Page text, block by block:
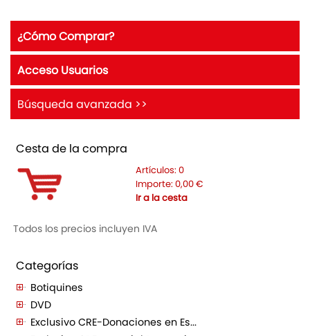
¿Cómo Comprar?
Acceso Usuarios
Búsqueda avanzada >>
Cesta de la compra
Artículos: 0
Importe: 0,00 €
Ir a la cesta
Todos los precios incluyen IVA
Categorías
Botiquines
DVD
Exclusivo CRE-Donaciones en Es...